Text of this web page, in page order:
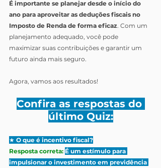
É importante se planejar desde o início do
ano para aproveitar as deduções fiscais no
Imposto de Renda de forma eficaz . Com um
planejamento adequado, você pode
maximizar suas contribuições e garantir um
futuro ainda mais seguro.
Agora, vamos aos resultados!
Confira as respostas do
último Quiz:
★ O que é incentivo fiscal?
Resposta correta: É um estímulo para
impulsionar o investimento em previdência